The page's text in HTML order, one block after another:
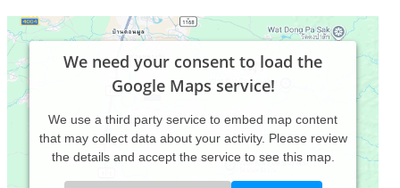
We need your consent to load the
Google Maps service!
We use a third party service to embed map content
that may collect data about your activity. Please review
the details and accept the service to see this map.